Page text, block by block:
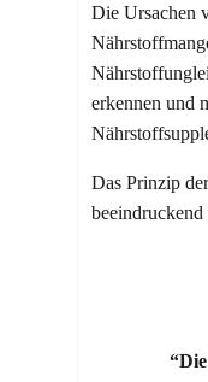
Die Ursachen
erkennen und
Das Prinzip